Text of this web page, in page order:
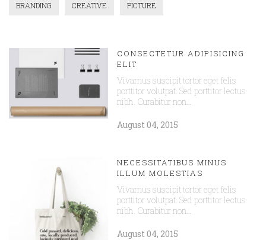
BRANDING CREATIVE PICTURE
CONSECTETUR ADIPISICING
ELIT
Vivamus suscipit tortor eget felis
porttitor volutpat. Sed porttitor lectus
nibh. Curabitur non…
August 04, 2015
NECESSITATIBUS MINUS
ILLUM MOLESTIAS
Vivamus suscipit tortor eget felis
porttitor volutpat. Sed porttitor lectus
nibh. Curabitur non…
August 04, 2015